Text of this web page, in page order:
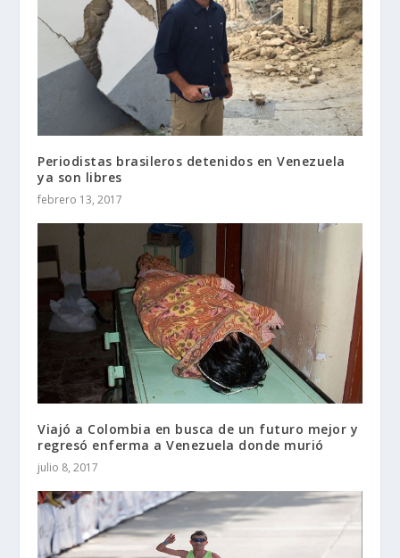
Periodistas brasileros detenidos en Venezuela
ya son libres
febrero 13, 2017
Viajó a Colombia en busca de un futuro mejor y
regresó enferma a Venezuela donde murió
julio 8, 2017